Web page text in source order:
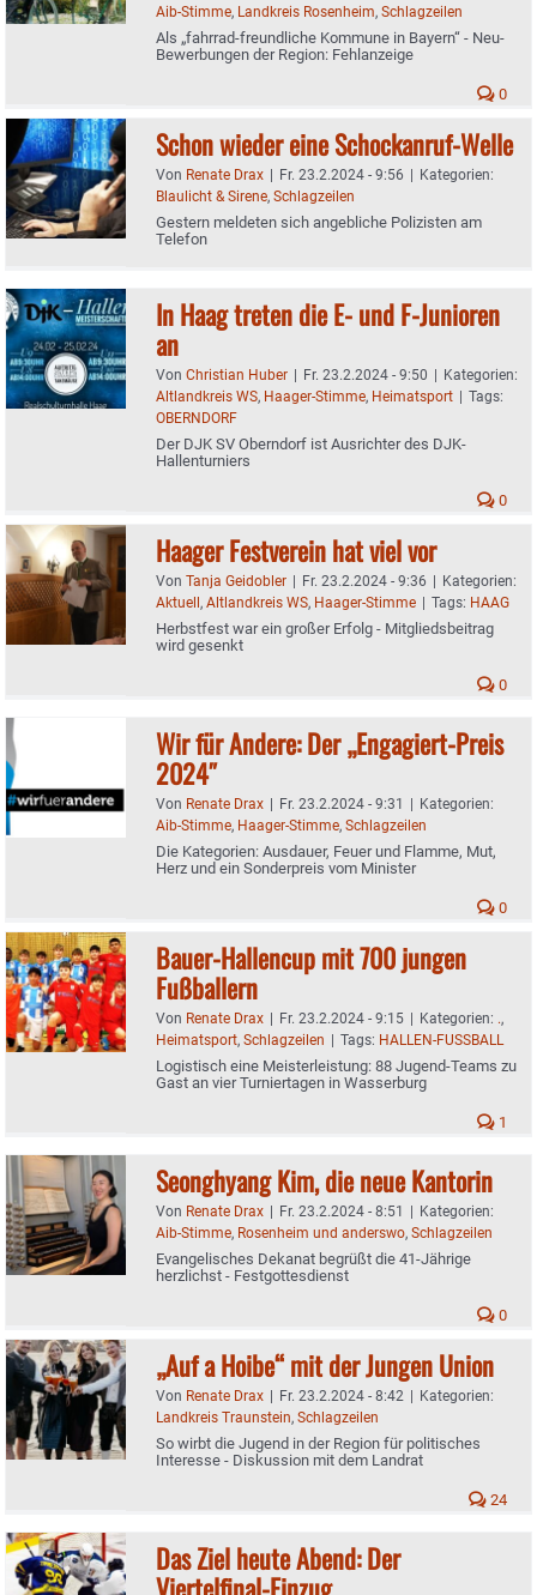
Aib-Stimme, Landkreis Rosenheim, Schlagzeilen
Als „fahrrad-freundliche Kommune in Bayern“ - Neu-
Bewerbungen der Region: Fehlanzeige
0
Schon wieder eine Schockanruf-Welle
Von Renate Drax | Fr. 23.2.2024 - 9:56 | Kategorien:
Blaulicht & Sirene, Schlagzeilen
Gestern meldeten sich angebliche Polizisten am
Telefon
In Haag treten die E- und F-Junioren
an
Von Christian Huber | Fr. 23.2.2024 - 9:50 | Kategorien:
Altlandkreis WS, Haager-Stimme, Heimatsport | Tags:
OBERNDORF
Der DJK SV Oberndorf ist Ausrichter des DJK-
Hallenturniers
0
Haager Festverein hat viel vor
Von Tanja Geidobler | Fr. 23.2.2024 - 9:36 | Kategorien:
Aktuell, Altlandkreis WS, Haager-Stimme | Tags: HAAG
Herbstfest war ein großer Erfolg - Mitgliedsbeitrag
wird gesenkt
0
Wir für Andere: Der „Engagiert-Preis
2024″
Von Renate Drax | Fr. 23.2.2024 - 9:31 | Kategorien:
Aib-Stimme, Haager-Stimme, Schlagzeilen
Die Kategorien: Ausdauer, Feuer und Flamme, Mut,
Herz und ein Sonderpreis vom Minister
0
Bauer-Hallencup mit 700 jungen
Fußballern
Von Renate Drax | Fr. 23.2.2024 - 9:15 | Kategorien: .,
Heimatsport, Schlagzeilen | Tags: HALLEN-FUSSBALL
Logistisch eine Meisterleistung: 88 Jugend-Teams zu
Gast an vier Turniertagen in Wasserburg
1
Seonghyang Kim, die neue Kantorin
Von Renate Drax | Fr. 23.2.2024 - 8:51 | Kategorien:
Aib-Stimme, Rosenheim und anderswo, Schlagzeilen
Evangelisches Dekanat begrüßt die 41-Jährige
herzlichst - Festgottesdienst
0
„Auf a Hoibe“ mit der Jungen Union
Von Renate Drax | Fr. 23.2.2024 - 8:42 | Kategorien:
Landkreis Traunstein, Schlagzeilen
So wirbt die Jugend in der Region für politisches
Interesse - Diskussion mit dem Landrat
24
Das Ziel heute Abend: Der